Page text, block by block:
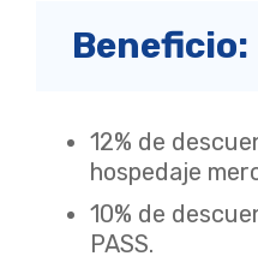
Beneficio:
12% de
hospedaje
10% de
PASS.